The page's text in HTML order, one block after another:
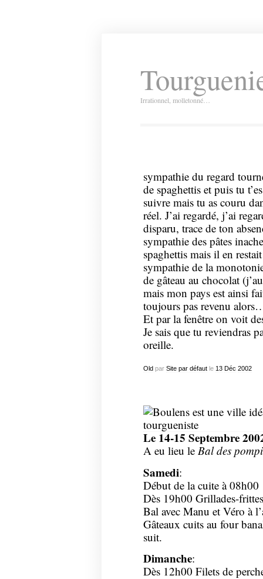
Irrationnel, molletonné…
sympathie du regard
de spaghettis et puis tu
suivre mais tu as couru
réel. J’ai regardé, j’ai
disparu, trace de ton
sympathie des pâtes
spaghettis mais il en
sympathie de la
de gâteau au chocolat
mais mon pays est ainsi
toujours pas revenu
Et par la fenêtre on voit
Je sais que tu reviendras
oreille.
Oldpar Site par défautle 13 Déc 2002
Le 14-15 Septembre
A eu lieu le Bal des
Samedi:
Début de la cuite à 08h00
Dès 19h00 Grillades-frittes
Bal avec Manu et Véro à
Gâteaux cuits au four
suit.
Dimanche:
Dès 12h00 Filets de